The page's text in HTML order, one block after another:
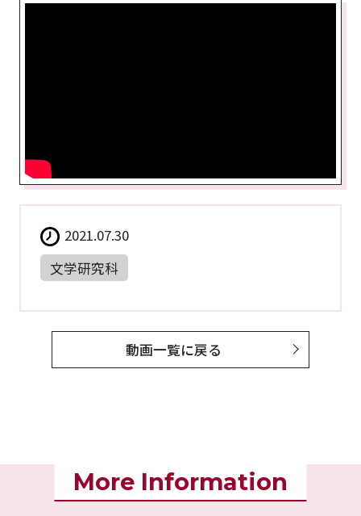
2021.07.30
文学研究科
動画一覧に戻る
More Information